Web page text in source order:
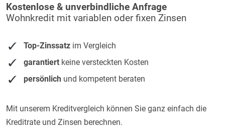
Kostenlose & unverbindliche Anfrage
Wohnkredit mit variablen oder fixen Zinsen
Top-Zinssatz im Vergleich
garantiert keine versteckten Kosten
persönlich und kompetent beraten
Mit unserem Kreditvergleich können Sie ganz einfach die
Kreditrate und Zinsen berechnen.